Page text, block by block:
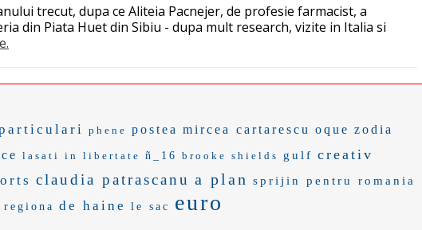
trecut, dupa ce Aliteia Pacnejer, de profesie farmacist, a
din Piata Huet din Sibiu - dupa mult research, vizite in Italia si
phene postea mircea cartarescu oque zodia
lasati in libertate ñ_16 brooke shields gulf creativ
claudia patrascanu a plan sprijin pentru romania
regiona de haine le sac euro